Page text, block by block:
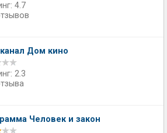
4.7
Дом кино
2.3
Человек и закон